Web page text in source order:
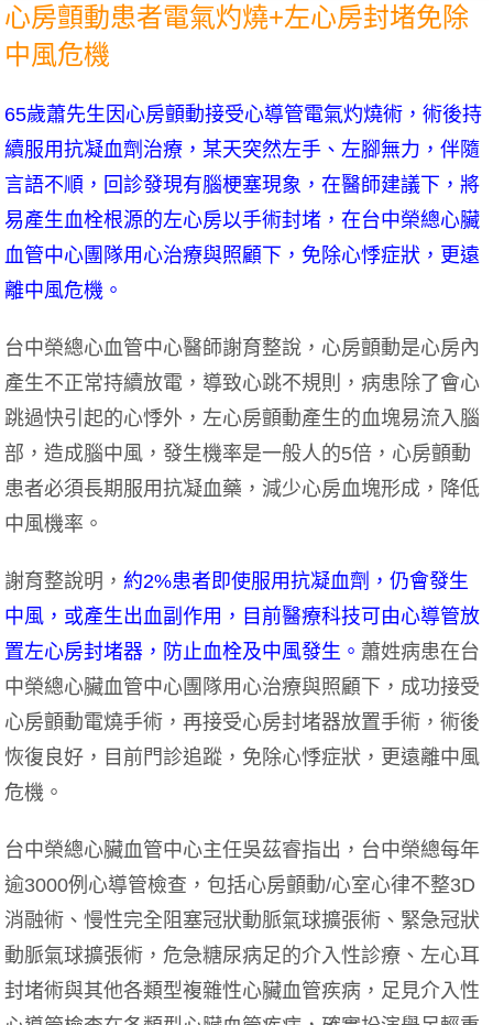
心房顫動患者電氣灼燒+左心房封堵免除
中風危機
65歲蕭先生因心房顫動接受心導管電氣灼燒術，術後持
續服用抗凝血劑治療，某天突然左手、左腳無力，伴隨
言語不順，回診發現有腦梗塞現象，在醫師建議下，將
易產生血栓根源的左心房以手術封堵，在台中榮總心臟
血管中心團隊用心治療與照顧下，免除心悸症狀，更遠
離中風危機。
台中榮總心血管中心醫師謝育整說，心房顫動是心房內
產生不正常持續放電，導致心跳不規則，病患除了會心
跳過快引起的心悸外，左心房顫動產生的血塊易流入腦
部，造成腦中風，發生機率是一般人的5倍，心房顫動
患者必須長期服用抗凝血藥，減少心房血塊形成，降低
中風機率。
謝育整說明， 約2%患者即使服用抗凝血劑，仍會發生
中風，或產生出血副作用，目前醫療科技可由心導管放
置左心房封堵器，防止血栓及中風發生。 蕭姓病患在台
中榮總心臟血管中心團隊用心治療與照顧下，成功接受
心房顫動電燒手術，再接受心房封堵器放置手術，術後
恢復良好，目前門診追蹤，免除心悸症狀，更遠離中風
危機。
台中榮總心臟血管中心主任吳茲睿指出，台中榮總每年
逾3000例心導管檢查，包括心房顫動/心室心律不整3D
消融術、慢性完全阻塞冠狀動脈氣球擴張術、緊急冠狀
動脈氣球擴張術，危急糖尿病足的介入性診療、左心耳
封堵術與其他各類型複雜性心臟血管疾病，足見介入性